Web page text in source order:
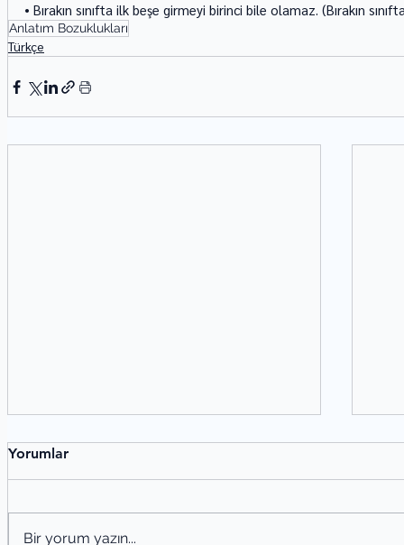
• Bırakın sınıfta ilk beşe girmeyi birinci bile olamaz. (Bırakın
Anlatım Bozuklukları
Türkçe
Yorumlar
Bir yorum yazın...